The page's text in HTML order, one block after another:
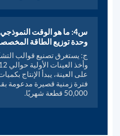
س4: ما هو الوقت
وحدة توزيع الطاقة
ج: يستغرق تصنيع قوالب
على العينة، يبدأ الإنتاج
فترة زمنية قصيرة مدعومة
50,000 قطعة شهريًا.